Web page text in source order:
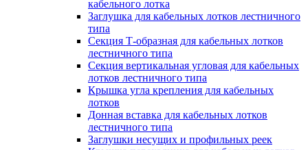
кабельного лотка
Заглушка для кабельных лотков лестничного
типа
Секция Т-образная для кабельных лотков
лестничного типа
Секция вертикальная угловая для кабельных
лотков лестничного типа
Крышка угла крепления для кабельных
лотков
Донная вставка для кабельных лотков
лестничного типа
Заглушки несущих и профильных реек